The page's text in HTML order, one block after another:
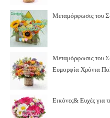
Μεταμόρφωσις του
Μεταμόρφωσις του
Ευμορφία Χρόνια
Εικόνες& Ευχές για